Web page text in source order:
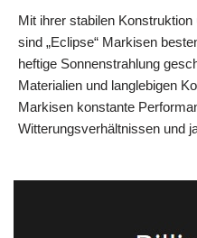
Mit ihrer stabilen
sind „Eclipse“ Markisen
heftige Sonnenstrahlung
Materialien und langlebigen
Markisen konstante
Witterungsverhältnissen und